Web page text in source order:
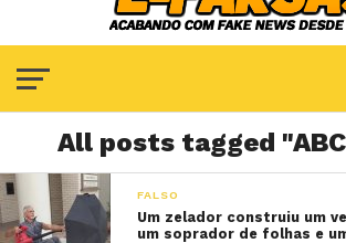
All posts tagged
FALSO
Um zelador construiu um
um soprador de folhas e